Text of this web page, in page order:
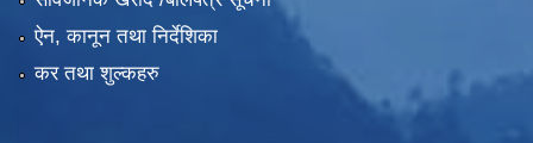
ऐन, कानून तथा निर्देशिका
कर तथा शुल्कहरु